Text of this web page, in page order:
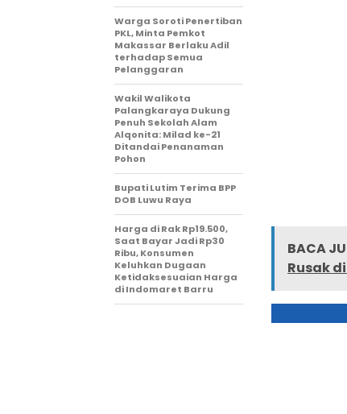
BACA
Rusak
Warga Soroti Penertiban
PKL, Minta Pemkot
Makassar Berlaku Adil
terhadap Semua
Pelanggaran
Wakil Walikota
Palangkaraya Dukung
Penuh Sekolah Alam
Alqonita: Milad ke-21
Ditandai Penanaman
Pohon
Bupati Lutim Terima BPP
DOB Luwu Raya
Harga di Rak Rp19.500,
Saat Bayar Jadi Rp30
Ribu, Konsumen
Keluhkan Dugaan
Ketidaksesuaian Harga
di Indomaret Barru